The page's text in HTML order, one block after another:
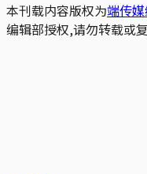
本刊载内容版权为端传
编辑部授权,请勿转载或